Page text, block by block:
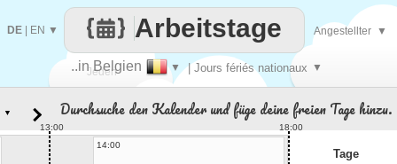
Jeden
..in Belgien ▼ | Jours fériés nationaux ▼
Arbeitstage
DE EN ▼ Angestellter ▼
▼ Durchsuche den Kalender und füge deine freien Tage hinzu.
13:00
18:00
14:00
Tage